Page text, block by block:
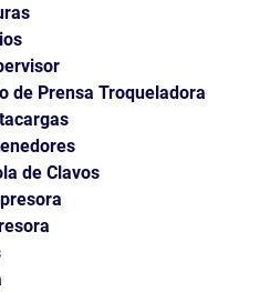
de Prensa Troqueladora
de Clavos